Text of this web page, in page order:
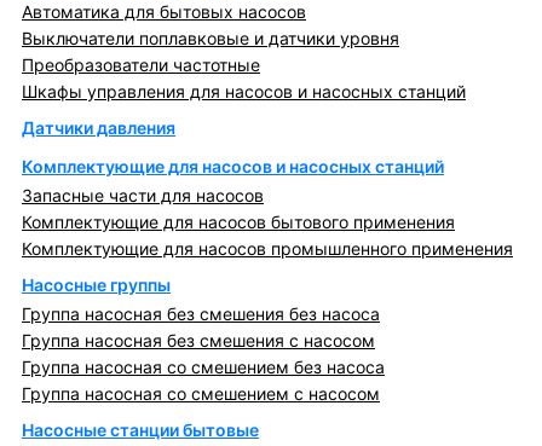
Автоматика для бытовых насосов
Выключатели поплавковые и датчики уровня
Преобразователи частотные
Шкафы управления для насосов и насосных станций
Датчики давления
Комплектующие для насосов и насосных станций
Запасные части для насосов
Комплектующие для насосов бытового применения
Комплектующие для насосов промышленного применения
Насосные группы
Группа насосная без смешения без насоса
Группа насосная без смешения с насосом
Группа насосная со смешением без насоса
Группа насосная со смешением с насосом
Насосные станции бытовые